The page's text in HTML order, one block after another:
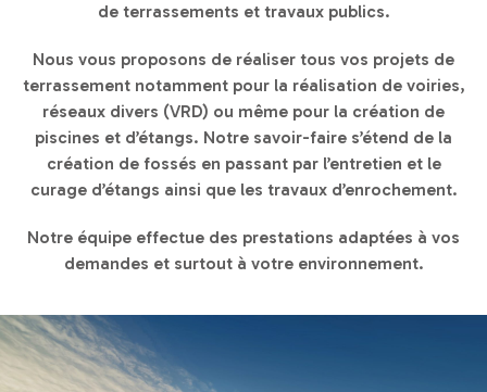
de terrassements et travaux publics.
Nous vous proposons de réaliser tous vos projets de
terrassement notamment pour la réalisation de voiries,
réseaux divers (VRD) ou même pour la création de
piscines et d’étangs. Notre savoir-faire s’étend de la
création de fossés en passant par l’entretien et le
curage d’étangs ainsi que les travaux d’enrochement.
Notre équipe effectue des prestations adaptées à vos
demandes et surtout à votre environnement.